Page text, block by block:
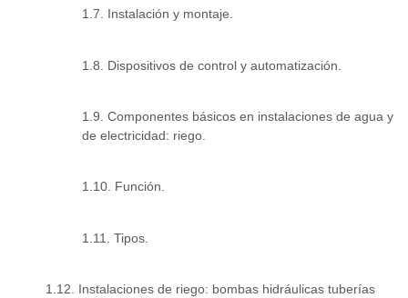
1.7. Instalación y montaje.
1.8. Dispositivos de control y automatización.
1.9. Componentes básicos en instalaciones de agua y
de electricidad: riego.
1.10. Función.
1.11. Tipos.
1.12. Instalaciones de riego: bombas hidráulicas tuberías